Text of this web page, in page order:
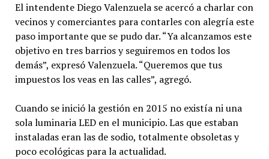
El intendente Diego Valenzuela se acercó a charlar con
vecinos y comerciantes para contarles con alegría este
paso importante que se pudo dar. “Ya alcanzamos este
objetivo en tres barrios y seguiremos en todos los
demás”, expresó Valenzuela. “Queremos que tus
impuestos los veas en las calles”, agregó.
Cuando se inició la gestión en 2015 no existía ni una
sola luminaria LED en el municipio. Las que estaban
instaladas eran las de sodio, totalmente obsoletas y
poco ecológicas para la actualidad.